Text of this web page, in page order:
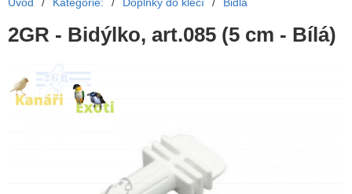
2GR - Bidýlko, art.085 (5 cm - Bílá)